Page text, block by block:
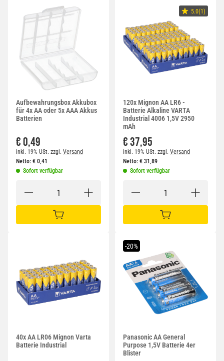
Aufbewahrungsbox Akkubox
für 4x AA oder 5x AAA Akkus
Batterien
€ 0,49
inkl. 19% USt. zzgl. Versand
Netto: € 0,41
Sofort verfügbar
IN DEN WARENKORB
5.0(1)
120x Mignon AA LR6 -
Batterie Alkaline VARTA
Industrial 4006 1,5V 2950
mAh
€ 37,95
inkl. 19% USt. zzgl. Versand
Netto: € 31,89
Sofort verfügbar
IN DEN WARENKORB
40x AA LR06 Mignon Varta
Batterie Industrial
-20%
Panasonic AA General
Purpose 1,5V Batterie 4er
Blister